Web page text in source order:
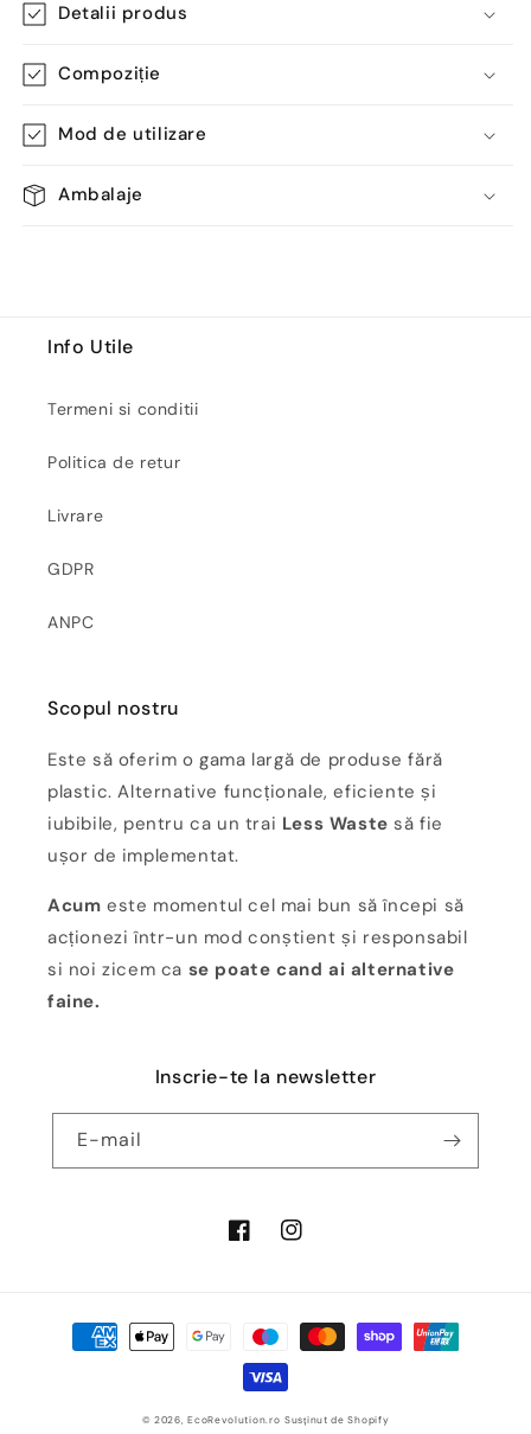
Detalii produs
Compoziție
Mod de utilizare
Ambalaje
Info Utile
Termeni si conditii
Politica de retur
Livrare
GDPR
ANPC
Scopul nostru
Este să oferim o gama largă de produse fără
plastic. Alternative funcționale, eficiente și
iubibile, pentru ca un trai Less Waste să fie
ușor de implementat.
Acum este momentul cel mai bun să începi să
acționezi într-un mod conștient și responsabil
si noi zicem ca se poate cand ai alternative
faine.
Inscrie-te la newsletter
E-mail
FacebookInstagram
Metode
© 2026,EcoRevolution.ro Susținut de Shopify